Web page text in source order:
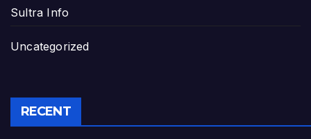
Sultra Info
Uncategorized
RECENT